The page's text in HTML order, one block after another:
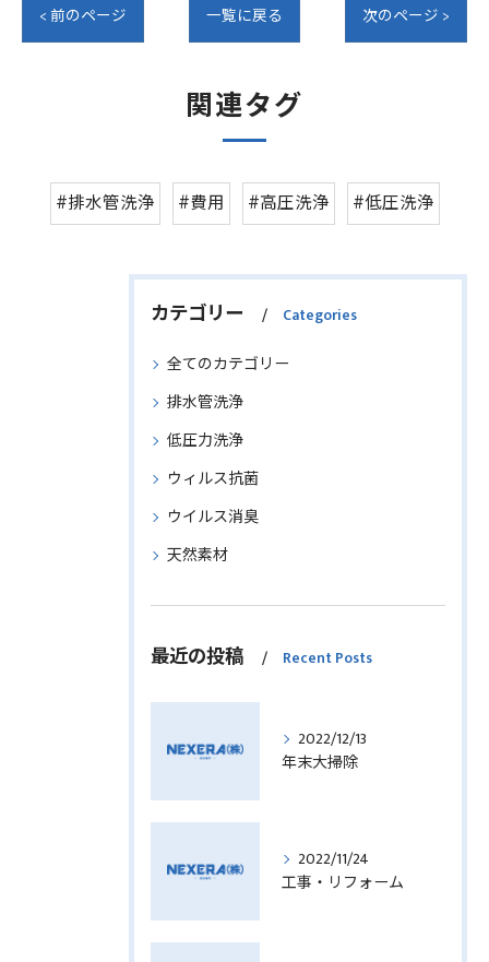
< 前のページ 一覧に戻る 次のページ >
関連タグ
#排水管洗浄 #費用 #高圧洗浄 #低圧洗浄
カテゴリー Categories
全てのカテゴリー
排水管洗浄
低圧力洗浄
ウィルス抗菌
ウイルス消臭
天然素材
最近の投稿 Recent Posts
2022/12/13
年末大掃除
2022/11/24
工事・リフォーム